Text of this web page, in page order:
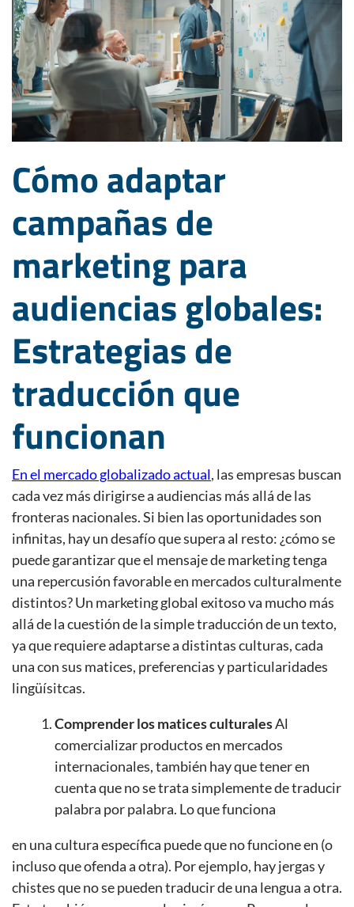
Cómo adaptar
campañas de
marketing para
audiencias globales:
Estrategias de
traducción que
funcionan
En el mercado globalizado actual, las empresas buscan
cada vez más dirigirse a audiencias más allá de las
fronteras nacionales. Si bien las oportunidades son
infinitas, hay un desafío que supera al resto: ¿cómo se
puede garantizar que el mensaje de marketing tenga
una repercusión favorable en mercados culturalmente
distintos? Un marketing global exitoso va mucho más
allá de la cuestión de la simple traducción de un texto,
ya que requiere adaptarse a distintas culturas, cada
una con sus matices, preferencias y particularidades
lingüísitcas.
Comprender los matices culturalesAl
comercializar productos en mercados
internacionales, también hay que tener en
cuenta que no se trata simplemente de traducir
palabra por palabra. Lo que funciona
en una cultura específica puede que no funcione en (o
incluso que ofenda a otra). Por ejemplo, hay jergas y
chistes que no se pueden traducir de una lengua a otra.